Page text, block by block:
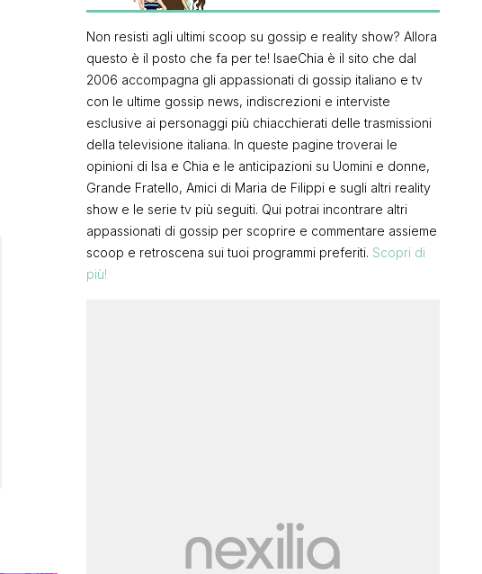
Non resisti agli ultimi scoop su gossip e reality show? Allora
questo è il posto che fa per te! IsaeChia è il sito che dal
2006 accompagna gli appassionati di gossip italiano e tv
con le ultime gossip news, indiscrezioni e interviste
esclusive ai personaggi più chiacchierati delle trasmissioni
della televisione italiana. In queste pagine troverai le
opinioni di Isa e Chia e le anticipazioni su Uomini e donne,
Grande Fratello, Amici di Maria de Filippi e sugli altri reality
show e le serie tv più seguiti. Qui potrai incontrare altri
appassionati di gossip per scoprire e commentare assieme
scoop e retroscena sui tuoi programmi preferiti. Scopri di
più!